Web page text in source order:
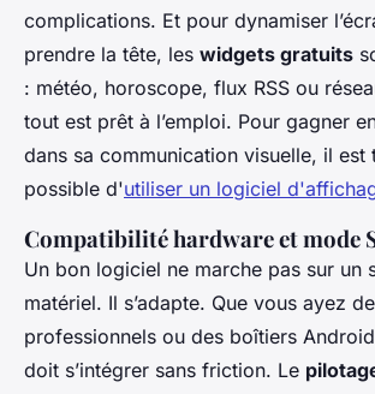
complications. Et pour dynamiser
prendre la tête, les widgets gratuits
: météo, horoscope, flux RSS ou
tout est prêt à l’emploi. Pour gagner
dans sa communication visuelle, il est
possible d'utiliser un logiciel
Compatibilité hardware et mode
Un bon logiciel ne marche pas sur un
matériel. Il s’adapte. Que vous ayez
professionnels ou des boîtiers
doit s’intégrer sans friction. Le